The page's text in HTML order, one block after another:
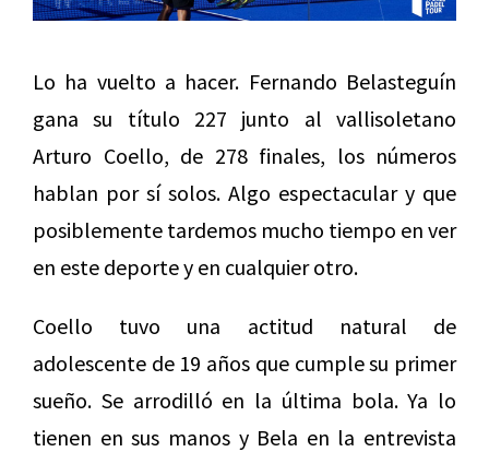
Lo ha vuelto a hacer. Fernando Belasteguín
gana su título 227 junto al vallisoletano
Arturo Coello, de 278 finales, los números
hablan por sí solos. Algo espectacular y que
posiblemente tardemos mucho tiempo en ver
en este deporte y en cualquier otro.
Coello tuvo una actitud natural de
adolescente de 19 años que cumple su primer
sueño. Se arrodilló en la última bola. Ya lo
tienen en sus manos y Bela en la entrevista